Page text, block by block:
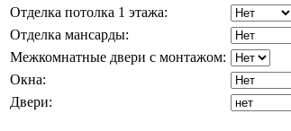
Отделка потолка 1 этажа:
Отделка мансарды:
Межкомнатные двери с монтажом:
Окна:
Двери: